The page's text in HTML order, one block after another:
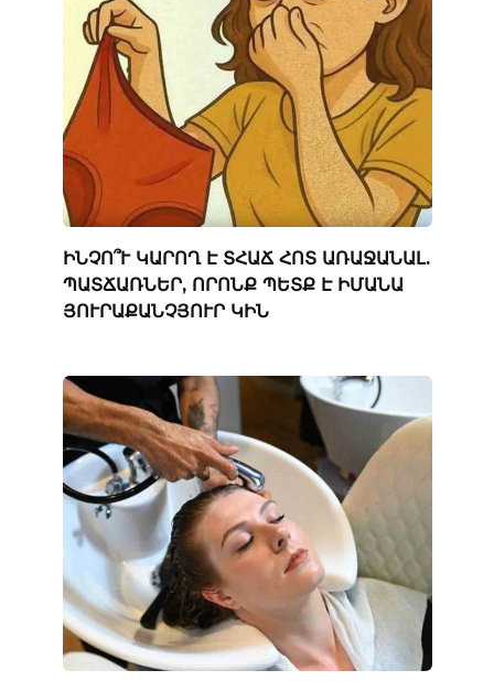
ԻՆՉՈ՞Ւ ԿԱՐՈՂ Է ՏՀԱՃ ՀՈՏ ԱՌԱՋԱՆԱԼ.
ՊԱՏՃԱՌՆԵՐ, ՈՐՈՆՔ ՊԵՏՔ Է ԻՄԱՆԱ
ՅՈՒՐԱՔԱՆՉՅՈՒՐ ԿԻՆ